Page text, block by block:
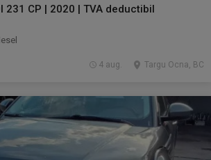
231 CP | 2020 | TVA deductibil
Targu Ocna, BC
4 aug.